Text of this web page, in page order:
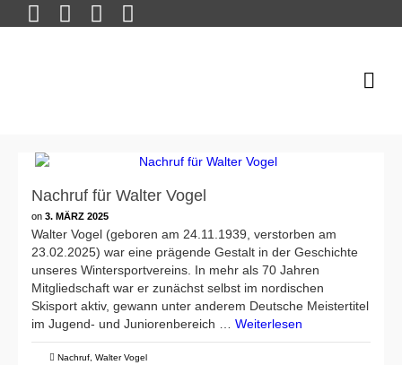
Nachruf für Walter Vogel
on 3. MÄRZ 2025
Walter Vogel (geboren am 24.11.1939, verstorben am
23.02.2025) war eine prägende Gestalt in der Geschichte
unseres Wintersportvereins. In mehr als 70 Jahren
Mitgliedschaft war er zunächst selbst im nordischen
Skisport aktiv, gewann unter anderem Deutsche Meistertitel
im Jugend- und Juniorenbereich … Weiterlesen
Nachruf Walter Vogel